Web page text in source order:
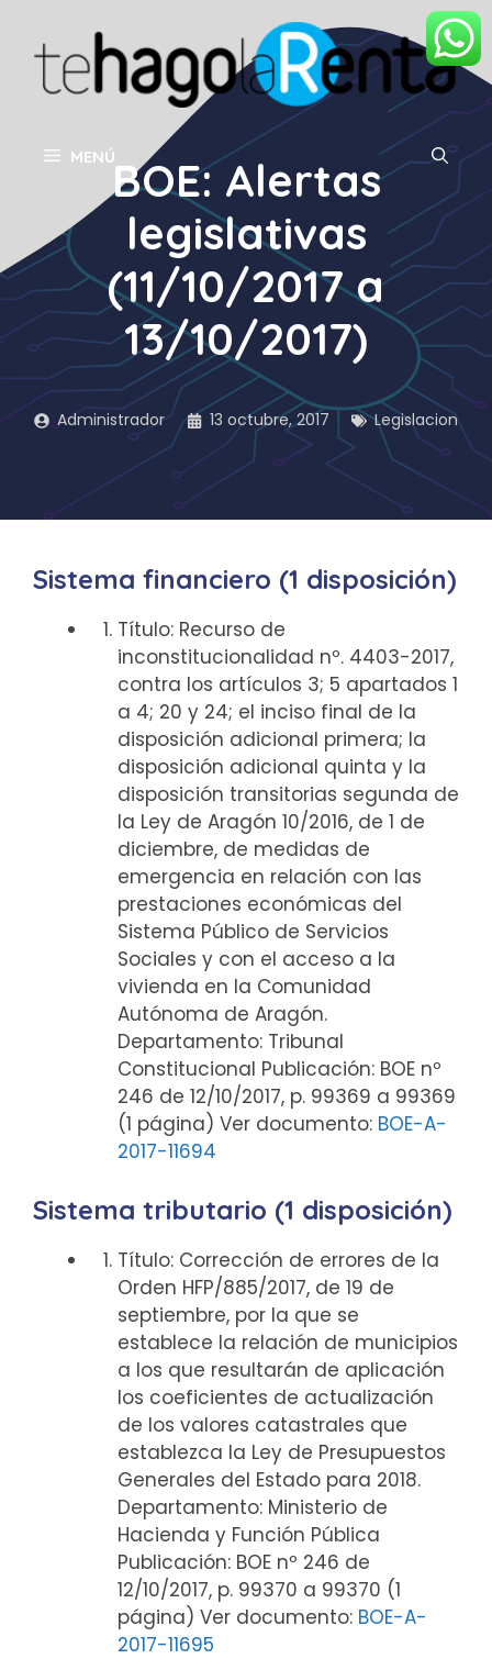
contenido
MENÚBOE: Alertas
legislativas
(11/10/2017 a
13/10/2017)
Administrador 13 octubre, 2017 Legislacion
Sistema financiero (1 disposición)
Título: Recurso de
inconstitucionalidad nº. 4403-2017,
contra los artículos 3; 5 apartados 1
a 4; 20 y 24; el inciso final de la
disposición adicional primera; la
disposición adicional quinta y la
disposición transitorias segunda de
la Ley de Aragón 10/2016, de 1 de
diciembre, de medidas de
emergencia en relación con las
prestaciones económicas del
Sistema Público de Servicios
Sociales y con el acceso a la
vivienda en la Comunidad
Autónoma de Aragón.
Departamento: Tribunal
Constitucional Publicación: BOE nº
246 de 12/10/2017, p. 99369 a 99369
(1 página) Ver documento: BOE-A-
2017-11694
Sistema tributario (1 disposición)
Título: Corrección de errores de la
Orden HFP/885/2017, de 19 de
septiembre, por la que se
establece la relación de municipios
a los que resultarán de aplicación
los coeficientes de actualización
de los valores catastrales que
establezca la Ley de Presupuestos
Generales del Estado para 2018.
Departamento: Ministerio de
Hacienda y Función Pública
Publicación: BOE nº 246 de
12/10/2017, p. 99370 a 99370 (1
página) Ver documento: BOE-A-
2017-11695